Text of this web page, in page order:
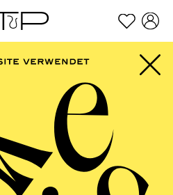
Zum Footer springen
Yu
Sono Yu ist ab der Spielzeit
NRW. Von 2023